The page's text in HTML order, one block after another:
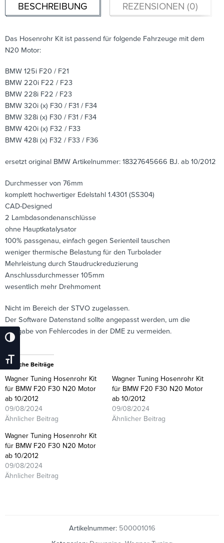
Umschalten Auf Hohe Kontraste
Schrift Vergrößern
BESCHREIBUNG REZENSIONEN (0)
Das Hosenrohr Kit ist passend für folgende Fahrzeuge mit dem
N20 Motor:
BMW 125i F20 / F21
BMW 220i F22 / F23
BMW 228i F22 / F23
BMW 320i (x) F30 / F31 / F34
BMW 328i (x) F30 / F31 / F34
BMW 420i (x) F32 / F33
BMW 428i (x) F32 / F33 / F36
ersetzt original BMW Artikelnummer: 18327645666 BJ. ab 10/2012
Durchmesser von 76mm
komplett hochwertiger Edelstahl 1.4301 (SS304)
CAD-Designed
2 Lambdasondenanschlüsse
ohne Hauptkatalysator
100% passgenau, einfach gegen Serienteil tauschen
weniger thermische Belastung für den Turbolader
Mehrleistung durch Staudruckreduzierung
Anschlussdurchmesser 105mm
wesentlich mehr Drehmoment
Nicht im Bereich der STVO zugelassen.
Der Software Datenstand sollte angepasst werden, um die
Ausgabe von Fehlercodes in der DME zu vermeiden.
Ähnliche Beiträge
Wagner Tuning Hosenrohr Kit
für BMW F20 F30 N20 Motor
ab 10/2012
09/08/2024
Ähnlicher Beitrag
Wagner Tuning Hosenrohr Kit
für BMW F20 F30 N20 Motor
ab 10/2012
09/08/2024
Ähnlicher Beitrag
Wagner Tuning Hosenrohr Kit
für BMW F20 F30 N20 Motor
ab 10/2012
09/08/2024
Ähnlicher Beitrag
Artikelnummer: 500001016